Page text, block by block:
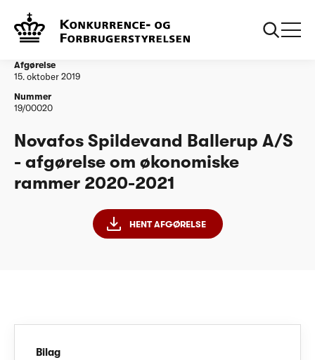
Vandtilsyn
økonomiske rammer 2020-2021 (1)
Afgørelse
15. oktober 2019
Nummer
19/00020
Novafos Spildevand Ballerup A/S
- afgørelse om økonomiske
rammer 2020-2021
HENT AFGØRELSE
Bilag